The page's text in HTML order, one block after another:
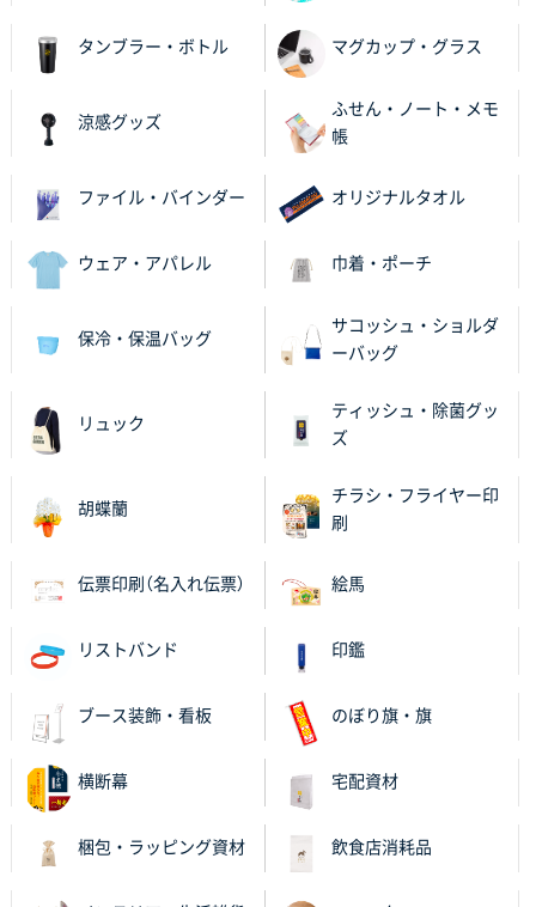
タンブラー・ボトル マグカップ・グラス
涼感グッズ
ふせん・ノート・メモ
帳
ファイル・バインダー オリジナルタオル
ウェア・アパレル 巾着・ポーチ
保冷・保温バッグ
サコッシュ・ショルダ
ーバッグ
リュック
ティッシュ・除菌グッ
ズ
胡蝶蘭
チラシ・フライヤー印
刷
伝票印刷（名入れ伝票） 絵馬
リストバンド 印鑑
ブース装飾・看板 のぼり旗・旗
横断幕 宅配資材
梱包・ラッピング資材 飲食店消耗品